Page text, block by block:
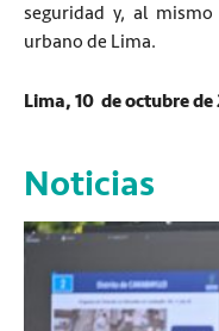
seguridad y, al
urbano de Lima.
Lima, 10 de octubre de
Noticias